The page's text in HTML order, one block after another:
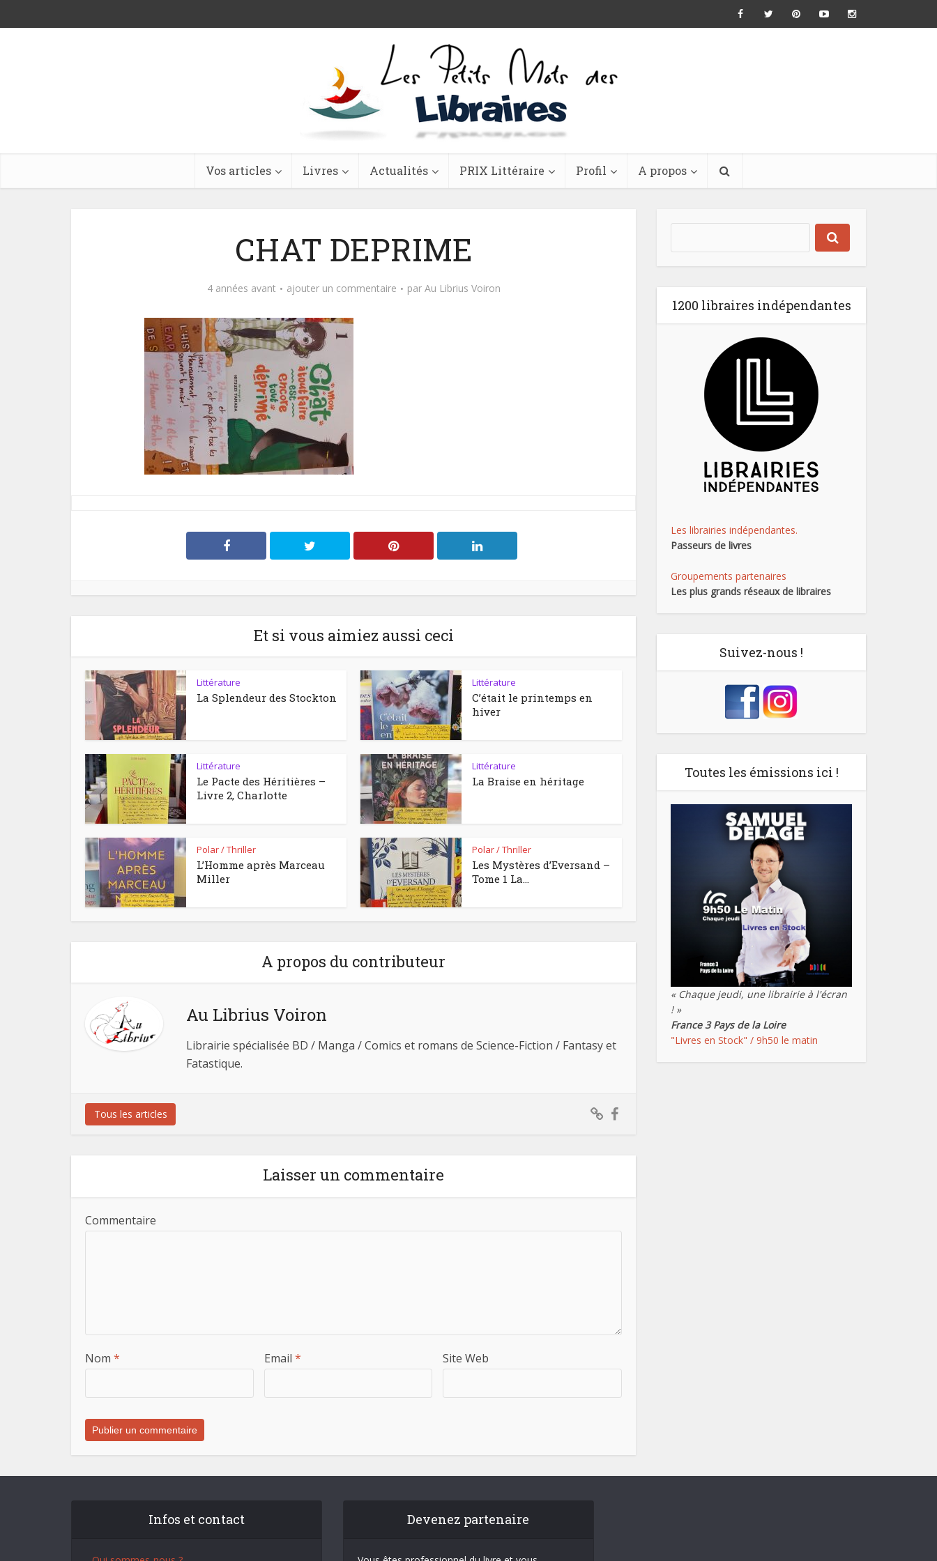
Vos articles Livres Actualités PRIX Littéraire Profil A propos
CHAT DEPRIME
4 années avant ajouter un commentaire par Au Librius Voiron
Et si vous aimiez aussi ceci
Littérature
La Splendeur des Stockton
Littérature
C’était le printemps en
hiver
Littérature
Le Pacte des Héritières –
Livre 2, Charlotte
Littérature
La Braise en héritage
Polar / Thriller
L’Homme après Marceau
Miller
Polar / Thriller
Les Mystères d’Eversand –
Tome 1 La...
A propos du contributeur
Au Librius Voiron
Librairie spécialisée BD / Manga / Comics et romans de Science-Fiction / Fantasy et
Fatastique.
Tous les articles
Laisser un commentaire
Commentaire
Nom * Email * Site Web
1200 libraires indépendantes
Les librairies indépendantes.
Passeurs de livres
Groupements partenaires
Les plus grands réseaux de libraires
Suivez-nous !
Toutes les émissions ici !
« Chaque jeudi, une librairie à l'écran
! »
France 3 Pays de la Loire
"Livres en Stock" / 9h50 le matin
Infos et contact Devenez partenaire